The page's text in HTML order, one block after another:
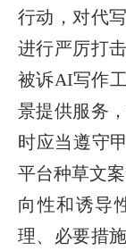
行动，对代
进行严厉打
被诉AI写作
景提供服务
时应当遵守
平台种草文
向性和诱导
理、必要措